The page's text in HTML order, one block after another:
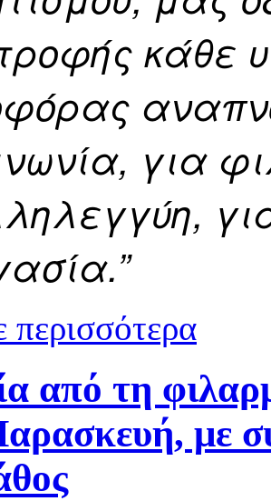
κάθε
για
περισσότερα
από τη
με